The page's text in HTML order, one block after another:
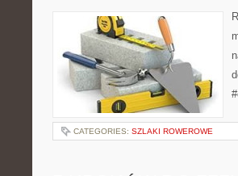
CATEGORIES: SZLAKI ROWEROWE